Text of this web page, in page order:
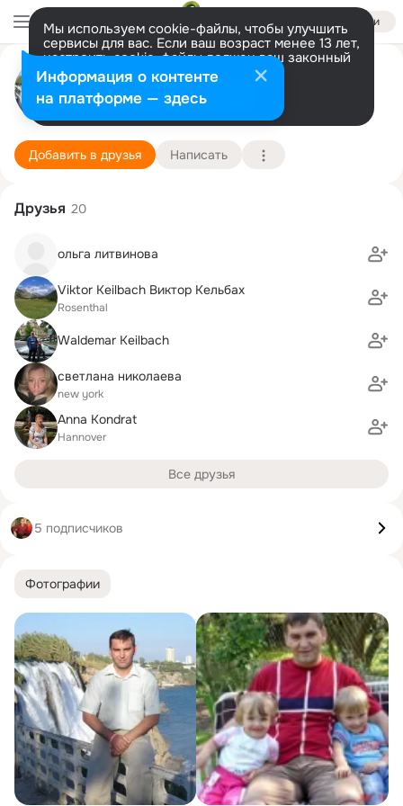
Войти
Мы используем cookie-файлы, чтобы улучшить
сервисы для вас. Если ваш возраст менее 13 лет,
настроить cookie-файлы должен ваш законный
представитель. Больше информации
Разрешить все Настроить
Владимир Кондрат
Hannover
16 марта (55 лет)
19 школа им. М. ЖумабаеваПодробнее
Добавить в друзья Написать
Фотографии
Друзья 20
ольга литвинова
Viktor Keilbach Виктор Кельбах
Rosenthal
Waldemar Keilbach
светлана николаева
new york
Anna Kondrat
Hannover
Все друзья
5 подписчиков
Информация о контенте
на платформе — здесь